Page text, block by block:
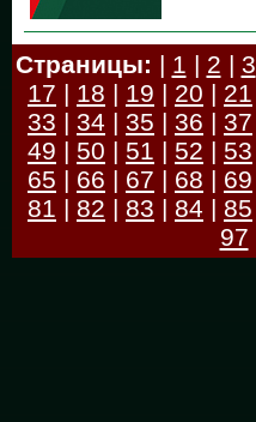
Страницы: | 1 | 2 | 3
17 | 18 | 19 | 20 | 21
33 | 34 | 35 | 36 | 37
49 | 50 | 51 | 52 | 53
65 | 66 | 67 | 68 | 69
81 | 82 | 83 | 84 | 85
97